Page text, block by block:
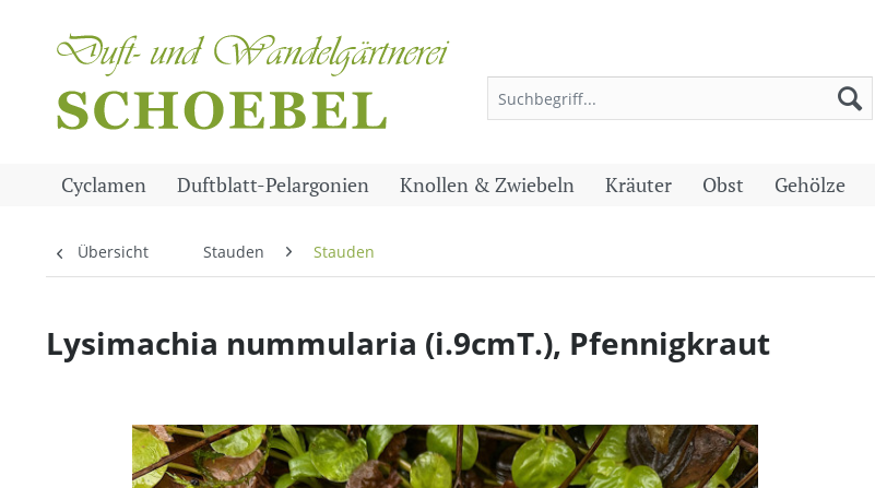
Cyclamen Duftblatt-Pelargonien Knollen & Zwiebeln Kräuter Obst Gehölze
Übersicht Stauden Stauden
Lysimachia nummularia (i.9cmT.), Pfennigkraut